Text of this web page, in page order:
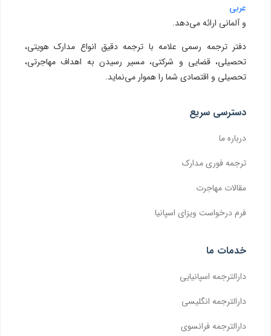
عربی
و آلمانی ارائه می‌دهد.
دفتر ترجمه رسمی علامه با ترجمه دقیق انواع مدارک هویتی،
تحصیلی، قضایی و شرکتی، مسیر رسیدن به اهداف مهاجرتی،
تحصیلی و اقتصادی شما را هموار می‌نماید.
دسترسی سریع
درباره ما
ترجمه فوری مدارک
مقالات مهاجرت
فرم درخواست ویزای اسپانیا
خدمات ما
دارالترجمه اسپانیایی
دارالترجمه انگلیسی
دارالترجمه فرانسوی